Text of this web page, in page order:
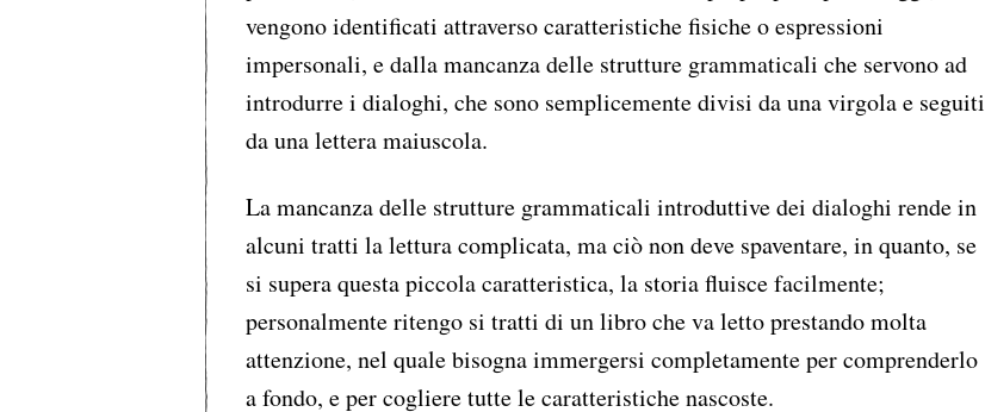
vengono identificati attraverso caratteristiche fisiche o espressioni
impersonali, e dalla mancanza delle strutture grammaticali che servono ad
introdurre i dialoghi, che sono semplicemente divisi da una virgola e seguiti
da una lettera maiuscola.
La mancanza delle strutture grammaticali introduttive dei dialoghi rende in
alcuni tratti la lettura complicata, ma ciò non deve spaventare, in quanto, se
si supera questa piccola caratteristica, la storia fluisce facilmente;
personalmente ritengo si tratti di un libro che va letto prestando molta
attenzione, nel quale bisogna immergersi completamente per comprenderlo
a fondo, e per cogliere tutte le caratteristiche nascoste.